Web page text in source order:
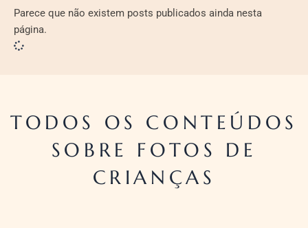
Parece que não existem posts publicados ainda nesta
página.
TODOS OS CONTEÚDOS
SOBRE FOTOS DE
CRIANÇAS